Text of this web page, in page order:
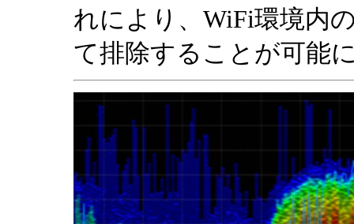
れにより、WiFi環境内
て排除することが可能